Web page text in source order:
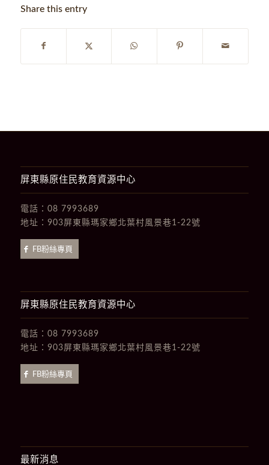
Share this entry
屏東縣原住民教育資源中心
電話： 08 7993689
地址： 903屏東縣瑪家鄉北葉村風景巷1-22號
FB粉絲專頁
屏東縣原住民教育資源中心
電話： 08 7993689
地址： 903屏東縣瑪家鄉北葉村風景巷1-22號
FB粉絲專頁
最新消息